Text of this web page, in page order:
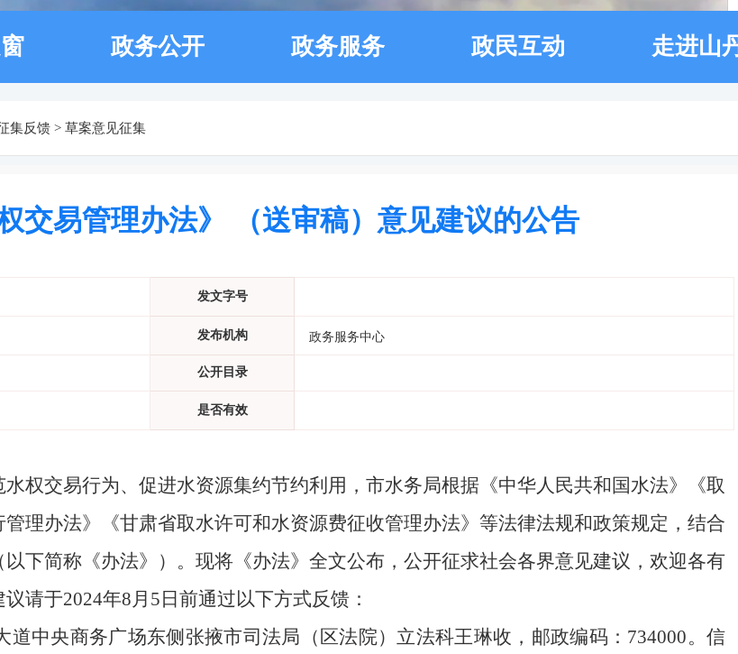
政务公开 政务服务 政民互动 走进山
集反馈 > 草案意见征集
交易管理办法》 （送审稿）意见建议的公告
发文字号
发布机构 政务服务中心
公开目录
是否有效
权交易行为、促进水资源集约节约利用 ，市水务局根据《中华人民共和国水法》《取
理办法》《甘肃省取水许可和水资源费征收管理办法》等法律法规和政策规定，结合
下简称《办法》）。 现将《办法》全文公布，公开征求社会各界意见建议，欢迎各有
请于2024年8月 5 日前通过以下方式反馈：
中央商务广场东侧张掖市司法局（区法院） 立法科王琳收，邮政编码： 734000。信